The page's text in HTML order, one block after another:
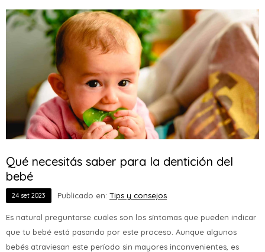
Qué necesitás saber para la dentición del
bebé
24 set 2023 Publicado en: Tips y consejos
Es natural preguntarse cuáles son los síntomas que pueden indicar
que tu bebé está pasando por este proceso. Aunque algunos
bebés atraviesan este período sin mayores inconvenientes, es